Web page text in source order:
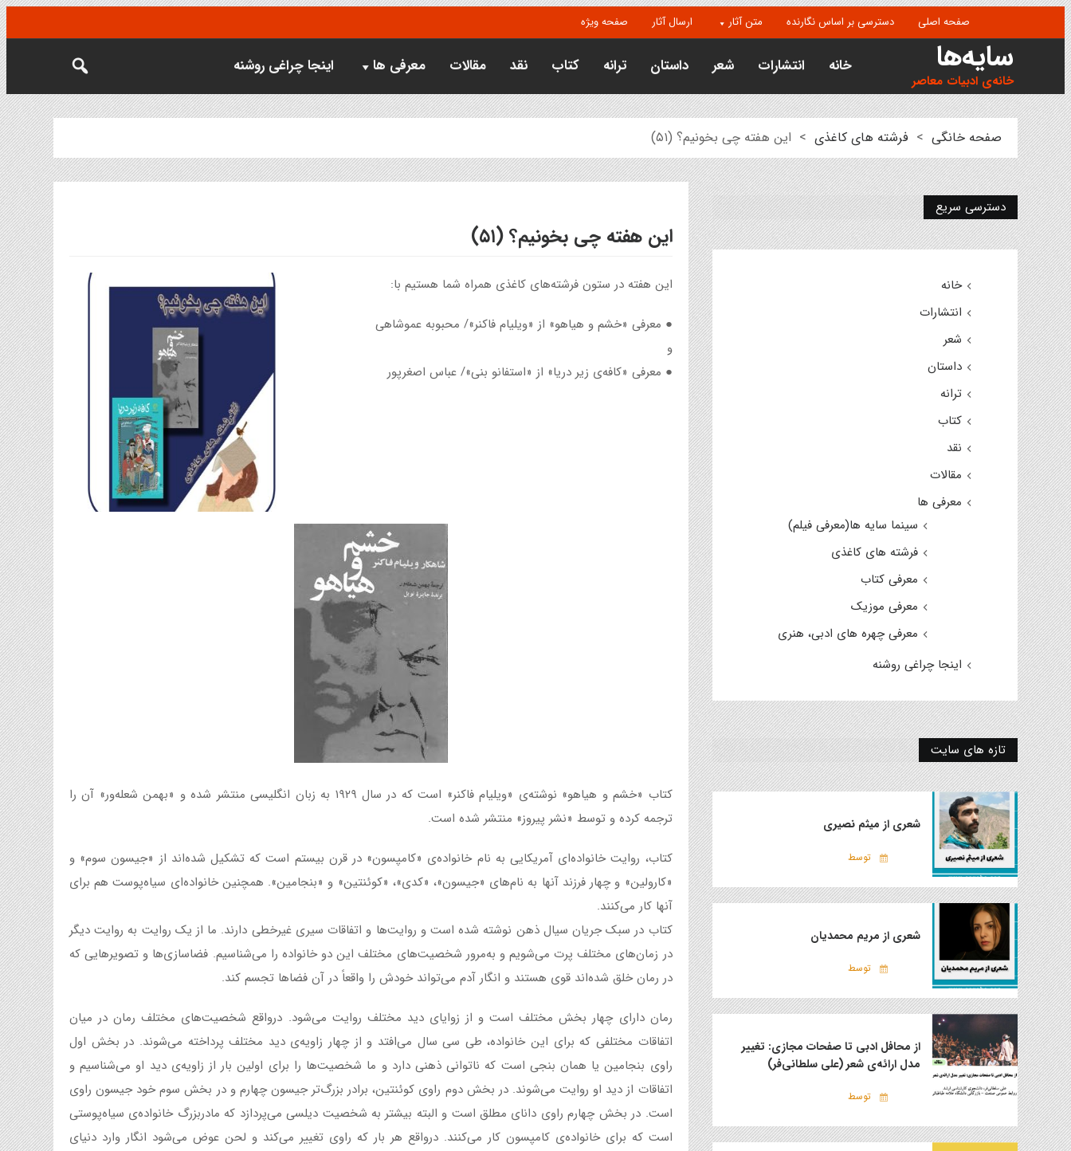
صفحه اصلی دسترسی بر اساس نگارنده متن آثار ارسال آثار صفحه ویژه
سایه‌ها
خانه‌ی ادبیات معاصر
خانه انتشارات شعر داستان ترانه کتاب نقد مقالات معرفی ها اینجا چراغی روشنه
صفحه خانگی > فرشته های کاغذی > این هفته چی بخونیم؟ (۵۱)
این هفته چی بخونیم؟ (۵۱)
این هفته در ستون فرشته‌های کاغذی همراه شما هستیم با:
● معرفی «خشم و هیاهو» از «ویلیام فاکنر»/ محبوبه عموشاهی
و
● معرفی «کافه‌ی زیر دریا» از «استفانو بنی»/ عباس اصغرپور
کتاب «خشم و هیاهو» نوشته‌ی «ویلیام فاکنر» است که در سال ۱۹۲۹ به زبان انگلیسی منتشر شده و «بهمن شعله‌ور» آن را
ترجمه کرده و توسط «نشر پیروز» منتشر شده است.
کتاب، روایت خانواده‌ای آمریکایی به نام خانواده‌ی «کامپسون» در قرن بیستم است که تشکیل شده‌اند از «جیسون سوم» و
«کارولین» و چهار فرزند آنها به نام‌های «جیسون»، «کدی»، «کوئنتین» و «بنجامین». همچنین خانواده‌ای سیاه‌پوست هم برای
آنها کار می‌کنند.
کتاب در سبک جریان سیال ذهن نوشته شده است و روایت‌ها و اتفاقات سیری غیرخطی دارند. ما از یک روایت به روایت دیگر
در زمان‌های مختلف پرت می‌شویم و به‌مرور شخصیت‌های مختلف این دو خانواده را می‌شناسیم. فضاسازی‌ها و تصویرهایی که
در رمان خلق شده‌اند قوی هستند و انگار آدم می‌تواند خودش را واقعاً در آن فضاها تجسم کند.
رمان دارای چهار بخش مختلف است و از زوایای دید مختلف روایت می‌شود. درواقع شخصیت‌های مختلف رمان در میان
اتفاقات مختلفی که برای این خانواده، طی سی سال می‌افتد و از چهار زاویه‌ی دید مختلف پرداخته می‌شوند. در بخش اول
راوی بنجامین یا همان بنجی است که ناتوانی ذهنی دارد و ما شخصیت‌ها را برای اولین بار از زاویه‌ی دید او می‌شناسیم و
اتفاقات از دید او روایت می‌شوند. در بخش دوم راوی کوئنتین، برادر بزرگ‌تر جیسون چهارم و در بخش سوم خود جیسون راوی
است. در بخش چهارم راوی دانای مطلق است و البته بیشتر به شخصیت دیلسی می‌پردازد که مادربزرگ خانواده‌ی سیاه‌پوستی
است که برای خانواده‌ی کامپسون کار می‌کنند. درواقع هر بار که راوی تغییر می‌کند و لحن عوض می‌شود انگار وارد دنیای
دسترسی سریع
خانه
انتشارات
شعر
داستان
ترانه
کتاب
نقد
مقالات
معرفی ها
سینما سایه ها(معرفی فیلم)
فرشته های کاغذی
معرفی کتاب
معرفی موزیک
معرفی چهره های ادبی، هنری
اینجا چراغی روشنه
تازه های سایت
شعری از میثم نصیری
توسط
شعری از مریم محمدیان
توسط
از محافل ادبی تا صفحات مجازی: تغییر
مدل ارائه‌ی شعر (علی سلطانی‌فر)
توسط